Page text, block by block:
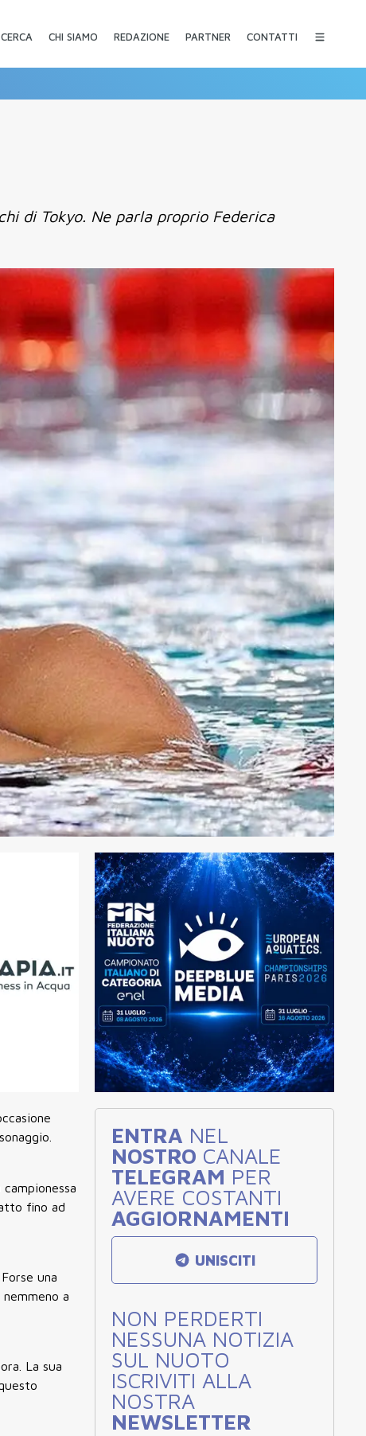
CERCA CHI SIAMO REDAZIONE PARTNER CONTATTI
di Tokyo. Ne parla proprio Federica
fino ad
. Forse una
a
La sua
ENTRA NEL
NOSTRO CANALE
TELEGRAM PER
AVERE COSTANTI
AGGIORNAMENTI
UNISCITI
NON PERDERTI
NESSUNA NOTIZIA
SUL NUOTO
ISCRIVITI ALLA
NOSTRA
NEWSLETTER